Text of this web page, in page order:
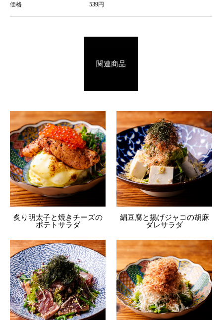
価格 539円
関連商品
炙り明太子と焼きチーズの
ポテトサラダ
絹豆腐と揚げジャコの胡麻
ダレサラダ